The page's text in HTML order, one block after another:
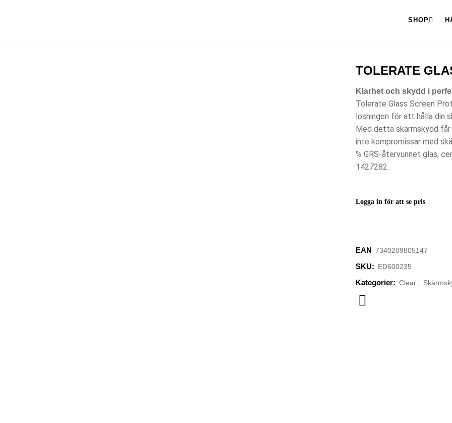
SHOP
TOLERATE
Klarhet och skydd i
Tolerate Glass Screen
lösningen för att hålla din
Med detta skärmskydd
inte kompromissar med
% GRS-återvunnet glas,
1427282.
Logga in för att se pris
EAN ‌7340209805147
SKU: ED600235
Kategorier: Clear